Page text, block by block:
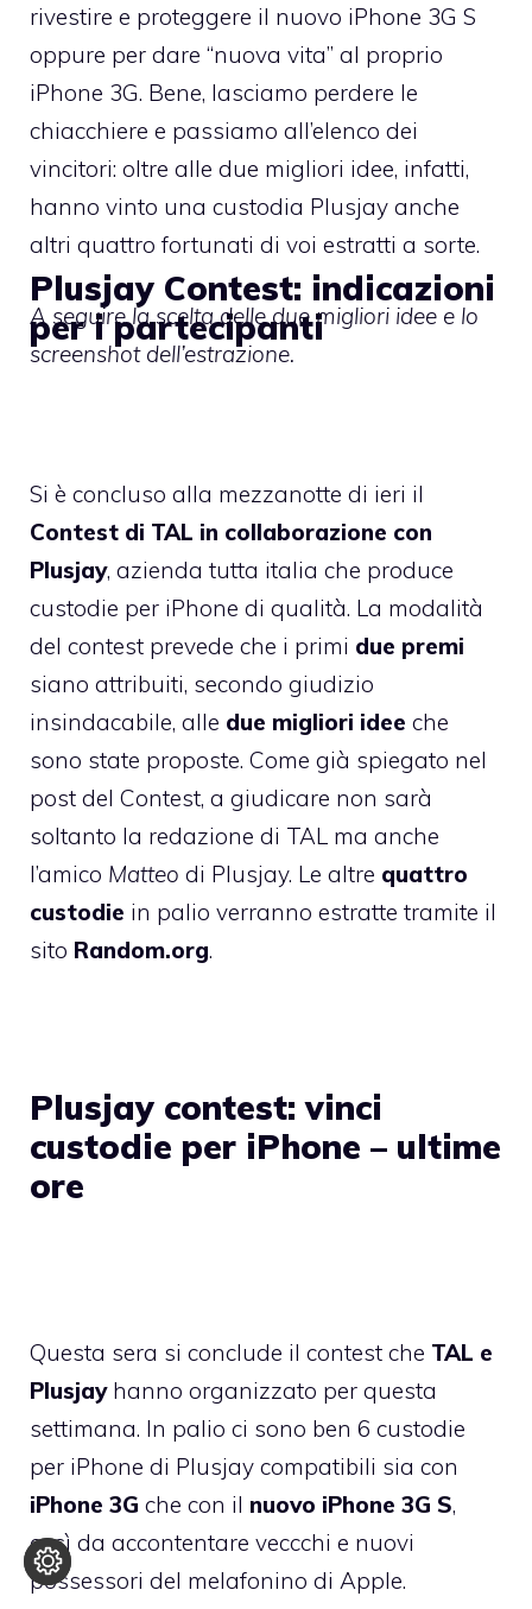
rivestire e proteggere il nuovo iPhone 3G S
oppure per dare “nuova vita” al proprio
iPhone 3G. Bene, lasciamo perdere le
chiacchiere e passiamo all’elenco dei
vincitori: oltre alle due migliori idee, infatti,
hanno vinto una custodia Plusjay anche
altri quattro fortunati di voi estratti a sorte.
A seguire la scelta delle due migliori idee e lo
screenshot dell’estrazione.
Plusjay Contest: indicazioni
per i partecipanti
Si è concluso alla mezzanotte di ieri il
Contest di TAL in collaborazione con
Plusjay, azienda tutta italia che produce
custodie per iPhone di qualità. La modalità
del contest prevede che i primi due premi
siano attribuiti, secondo giudizio
insindacabile, alle due migliori idee che
sono state proposte. Come già spiegato nel
post del Contest, a giudicare non sarà
soltanto la redazione di TAL ma anche
l’amico Matteo di Plusjay. Le altre quattro
custodie in palio verranno estratte tramite il
sito Random.org.
Plusjay contest: vinci
custodie per iPhone – ultime
ore
Questa sera si conclude il contest che TAL e
Plusjayhanno organizzato per questa
settimana. In palio ci sono ben 6 custodie
per iPhone di Plusjay compatibili sia con
iPhone 3G che con il nuovo iPhone 3G S,
così da accontentare veccchi e nuovi
possessori del melafonino di Apple.